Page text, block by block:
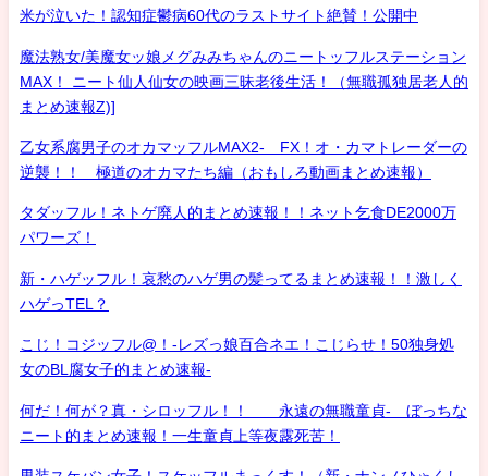
米が泣いた！認知症鬱病60代のラストサイト絶賛！公開中
魔法熟女/美魔女ッ娘メグみみちゃんのニートッフルステーション
MAX！ ニート仙人仙女の映画三昧老後生活！（無職孤独居老人的
まとめ速報Z)]
乙女系腐男子のオカマッフルMAX2- FX！オ・カマトレーダーの
逆襲！！ 極道のオカマたち編（おもしろ動画まとめ速報）
タダッフル！ネトゲ廃人的まとめ速報！！ネット乞食DE2000万
パワーズ！
新・ハゲッフル！哀愁のハゲ男の髪ってるまとめ速報！！激しく
ハゲっTEL？
こじ！コジッフル@！-レズっ娘百合ネエ！こじらせ！50独身処
女のBL腐女子的まとめ速報-
何だ！何が？真・シロッフル！！ 永遠の無職童貞- ぼっちな
ニート的まとめ速報！一生童貞上等夜露死苦！